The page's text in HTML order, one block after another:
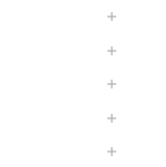




